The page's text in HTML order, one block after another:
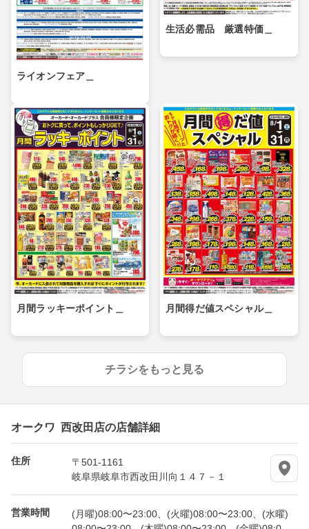
ライオンフェア＿
生活必需品 厳選特価＿
月間ラッキーポイント＿ 月間得だ値スペシャル＿
チラシをもっと見る
オークワ 西改田店の店舗詳細
住所
〒501-1161
岐阜県岐阜市西改田川向１４７－１
営業時間
(月曜)08:00〜23:00、(火曜)08:00〜23:00、(水曜)